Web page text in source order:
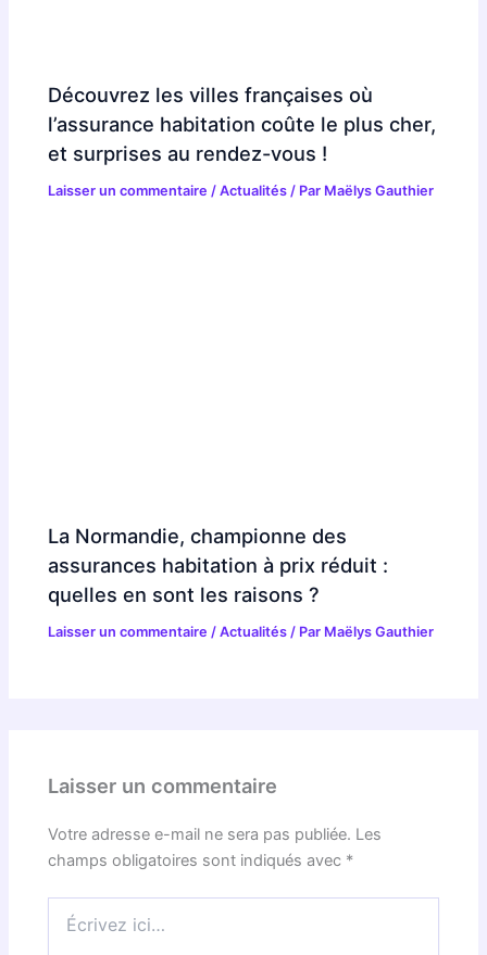
Découvrez les villes françaises où
l’assurance habitation coûte le plus cher,
et surprises au rendez-vous !
Laisser un commentaire /Actualités / Par Maëlys Gauthier
La Normandie, championne des
assurances habitation à prix réduit :
quelles en sont les raisons ?
Laisser un commentaire /Actualités / Par Maëlys Gauthier
Laisser un commentaire
Votre adresse e-mail ne sera pas publiée. Les
champs obligatoires sont indiqués avec *
ici…